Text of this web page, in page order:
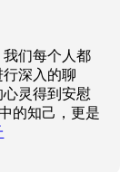
们每个人都
深入的聊
灵得到安慰
的知己，更是